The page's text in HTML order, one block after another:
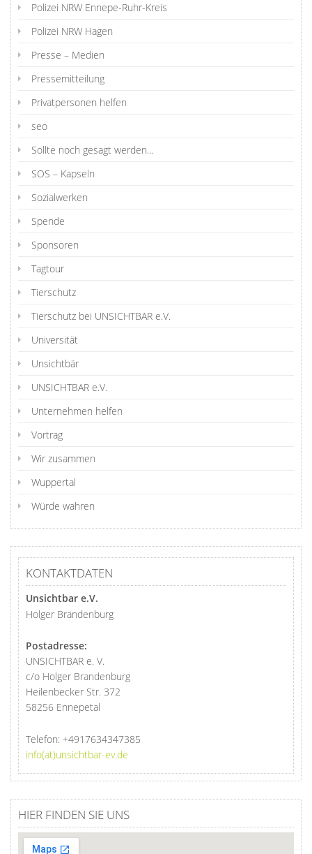
Polizei NRW Ennepe-Ruhr-Kreis
Polizei NRW Hagen
Presse – Medien
Pressemitteilung
Privatpersonen helfen
seo
Sollte noch gesagt werden…
SOS – Kapseln
Sozialwerken
Spende
Sponsoren
Tagtour
Tierschutz
Tierschutz bei UNSICHTBAR e.V.
Universität
Unsichtbär
UNSICHTBAR e.V.
Unternehmen helfen
Vortrag
Wir zusammen
Wuppertal
Würde wahren
KONTAKTDATEN
Unsichtbar e.V.
Holger Brandenburg
Postadresse:
UNSICHTBAR e. V.
c/o Holger Brandenburg
Heilenbecker Str. 372
58256 Ennepetal
Telefon: +4917634347385
info(at)unsichtbar-ev.de
HIER FINDEN SIE UNS